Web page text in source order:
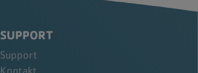
SUPPORT
Support
Kontakt